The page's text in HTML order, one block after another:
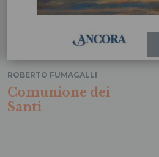
Comunione dei
Santi
ROBERTO FUMAGALLI